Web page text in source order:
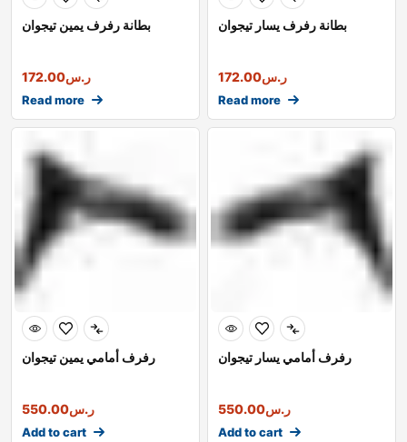
بطانة رفرف يمين تيجوان
ر.س172.00
Read more
بطانة رفرف يسار تيجوان
ر.س172.00
Read more
رفرف أمامي يمين تيجوان
ر.س550.00
Add to cart
رفرف أمامي يسار تيجوان
ر.س550.00
Add to cart